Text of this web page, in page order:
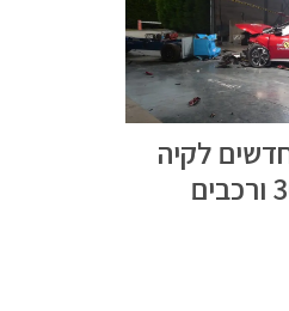
לקיה
EV6, פיג'ו 308 ורכבים